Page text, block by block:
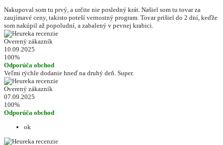
Nakupoval som tu prvý, a určite nie posledný krát. Našiel som tu tovar za
zaujímavé ceny, takisto poteší vernostný program. Tovar prišiel do 2 dní, keďže
som nakúpil až popoludní, a zabalený v pevnej krabici.
Overený zákazník
10.09.2025
100%
Odporúča obchod
Veľmi rýchle dodanie hneď na druhý deň. Super.
Overený zákazník
07.09.2025
100%
Odporúča obchod
ok